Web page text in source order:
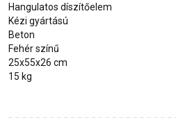
Hangulatos díszítőelem
Kézi gyártású
Beton
Fehér színű
25x55x26 cm
15 kg